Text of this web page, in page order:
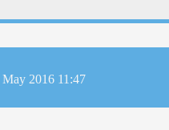
May 2016 11:47